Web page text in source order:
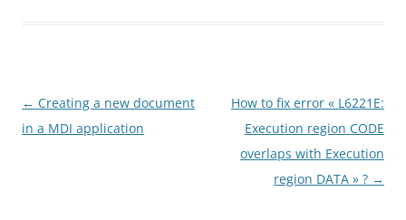
Navigation
des
← Creating a new document
in a MDI application
How to fix error « L6221E:
Execution region CODE
overlaps with Execution
region DATA » ? →